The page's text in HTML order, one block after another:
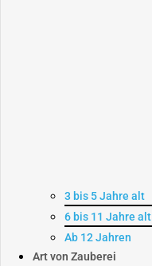
3 bis 5 Jahre alt
6 bis 11 Jahre alt
Ab 12 Jahren
Art von Zauberei